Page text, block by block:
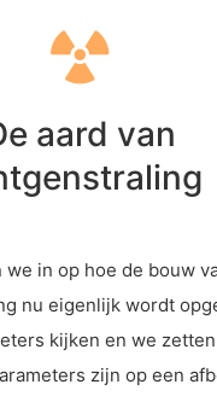
aard van
in op hoe de bouw
nu eigenlijk wordt
kijken en we
zijn op een